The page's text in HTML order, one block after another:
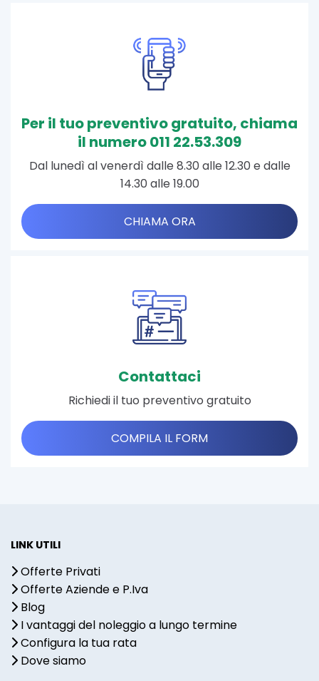
Per il tuo preventivo gratuito, chiama
il numero 011 22.53.309
Dal lunedì al venerdì dalle 8.30 alle 12.30 e dalle
14.30 alle 19.00
CHIAMA ORA
Contattaci
Richiedi il tuo preventivo gratuito
COMPILA IL FORM
LINK UTILI
Offerte Privati
Offerte Aziende e P.Iva
Blog
I vantaggi del noleggio a lungo termine
Configura la tua rata
Dove siamo